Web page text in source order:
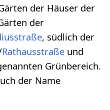
der Häuser der
der
, südlich der
Rathausstraßeund
Grünbereich.
der Name